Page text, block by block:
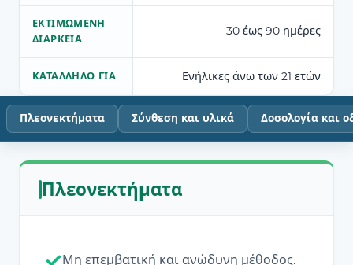
ΕΚΤΙΜΏΜΕΝΗ
ΔΙΆΡΚΕΙΑ
30 έως 90 ημέρες
ΚΑΤΆΛΛΗΛΟ ΓΙΑ Ενήλικες άνω των 21 ετών
Πλεονεκτήματα Σύνθεση και υλικά Δοσολογία και
Πλεονεκτήματα
Μη επεμβατική και ανώδυνη μέθοδος.